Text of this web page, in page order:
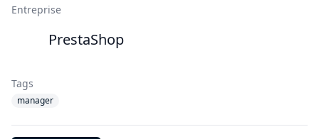
Entreprise
PrestaShop
Tags
manager